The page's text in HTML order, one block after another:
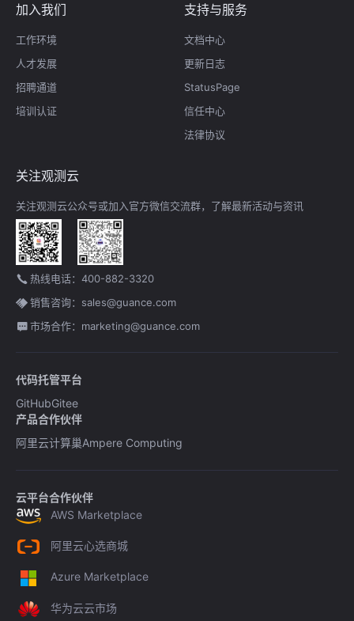
加入我们
工作环境
人才发展
招聘通道
培训认证
支持与服务
文档中心
更新日志
StatusPage
信任中心
法律协议
关注观测云
关注观测云公众号或加入官方微信交流群，了解最新活动与资讯
热线电话：400-882-3320
销售咨询：sales@guance.com
市场合作：marketing@guance.com
代码托管平台
GitHubGitee
产品合作伙伴
阿里云计算巢Ampere Computing
云平台合作伙伴
AWS Marketplace
阿里云心选商城
Azure Marketplace
华为云云市场